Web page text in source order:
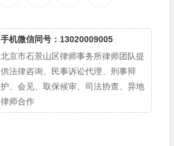
手机微信同号：13020009005
北京市石景山区律师事务所律师团队提
供法律咨询、民事诉讼代理、刑事辩
护、会见、取保候审、司法协查、异地
律师合作